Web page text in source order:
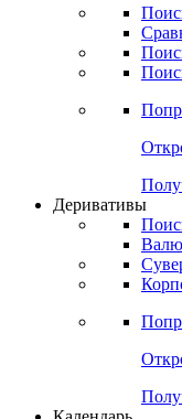
ETF & Funds
Деривативы